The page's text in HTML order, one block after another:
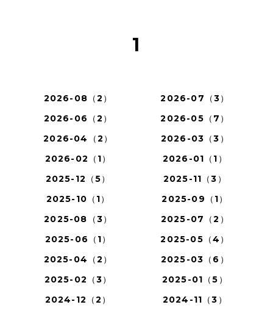
1
2026-08（2）
2026-07（3）
2026-06（2）
2026-05（7）
2026-04（2）
2026-03（3）
2026-02（1）
2026-01（1）
2025-12（5）
2025-11（3）
2025-10（1）
2025-09（1）
2025-08（3）
2025-07（2）
2025-06（1）
2025-05（4）
2025-04（2）
2025-03（6）
2025-02（3）
2025-01（5）
2024-12（2）
2024-11（3）